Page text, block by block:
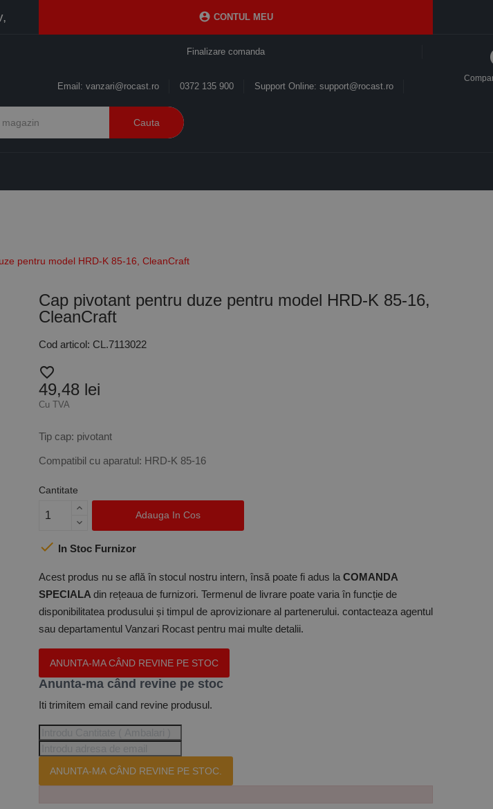
 CONTUL MEU
Finalizare comanda
Support Online: support@rocast.ro
0372 135 900
Email: vanzari@rocast.ro
Cauta
pentru model HRD-K 85-16, CleanCraft
Cap pivotant pentru duze pentru model HRD-K 85-16,
CleanCraft
Cod articol: CL.7113022
favorite_border
49,48 lei
Cu TVA
Tip cap: pivotant
Compatibil cu aparatul: HRD-K 85-16
Cantitate
Adauga In Cos
 In Stoc Furnizor
Acest produs nu se află în stocul nostru intern, însă poate fi adus la COMANDA
SPECIALA din rețeaua de furnizori. Termenul de livrare poate varia în funcție de
disponibilitatea produsului și timpul de aprovizionare al partenerului. contacteaza agentul
sau departamentul Vanzari Rocast pentru mai multe detalii.
ANUNTA-MA CÂND REVINE PE STOC
Anunta-ma când revine pe stoc
Iti trimitem email cand revine produsul.
ANUNTA-MA CÂND REVINE PE STOC.